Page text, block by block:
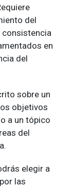
del
en
del
sobre un
objetivos
a un tópico
del
elegir a
las